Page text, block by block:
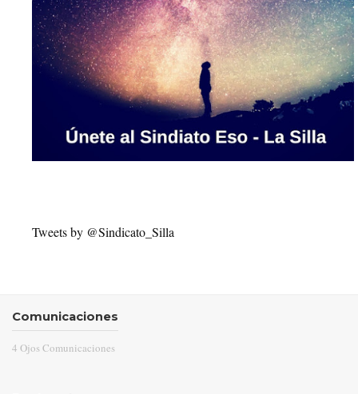
Tweets by @Sindicato_Silla
Comunicaciones
4 Ojos Comunicaciones